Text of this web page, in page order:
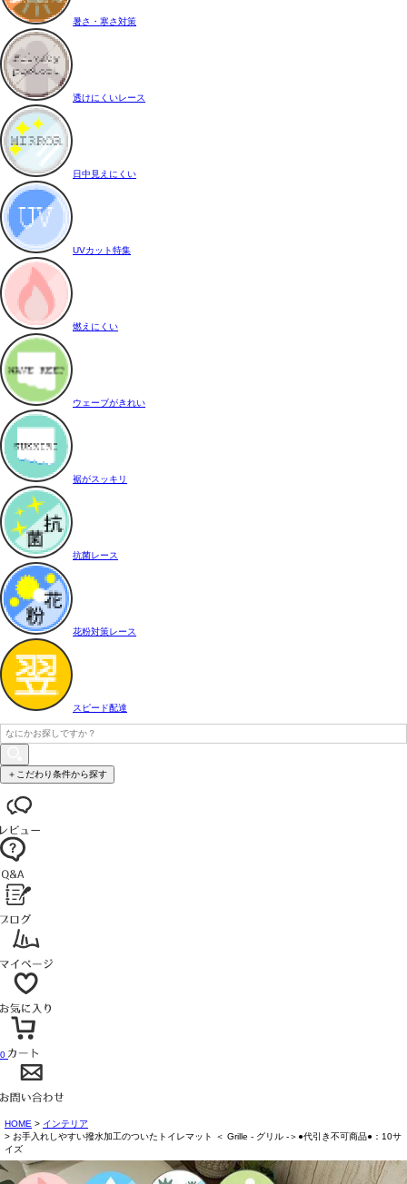
暑さ・寒さ対策
透けにくいレース
日中見えにくい
UVカット特集
燃えにくい
ウェーブがきれい
裾がスッキリ
抗菌レース
花粉対策レース
スピード配達
＋こだわり条件から探す
0
HOME
インテリア
お手入れしやすい撥水加工のついたトイレマット ＜ Grille - グリル -＞●代引き不可商品●：10サ
イズ